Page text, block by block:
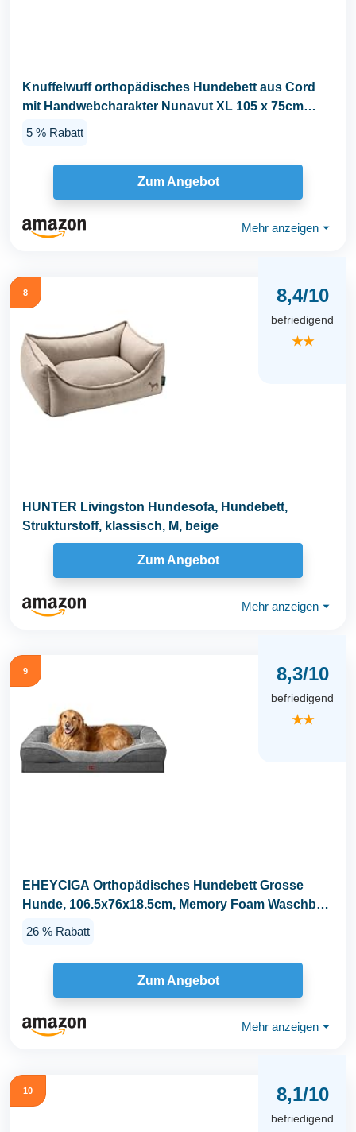
Knuffelwuff orthopädisches Hundebett aus Cord
mit Handwebcharakter Nunavut XL 105 x 75cm
Braun...
5 % Rabatt
Zum Angebot
Mehr anzeigen ⏷
8 8,4/10
befriedigend
★★
HUNTER Livingston Hundesofa, Hundebett,
Strukturstoff, klassisch, M, beige
Zum Angebot
Mehr anzeigen ⏷
9 8,3/10
befriedigend
★★
EHEYCIGA Orthopädisches Hundebett Grosse
Hunde, 106.5x76x18.5cm, Memory Foam Waschbar
26 % Rabatt
Zum Angebot
Mehr anzeigen ⏷
10 8,1/10
befriedigend